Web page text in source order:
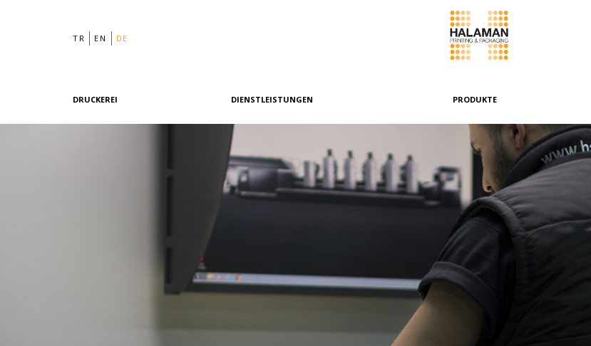
TR EN DE
DRUCKEREI
Philosophie
DIENSTLEISTUNGEN
Grafikdesign
Offsetdruck
Digitaldruck
Nachdruck
PRODUKTE
Faltschachteln
Etiketten & Faltkarton mit Aufhängung
Umschläge & Beutel
Bündeln & Banderolen
Spezialboxen
Weitere Produkte